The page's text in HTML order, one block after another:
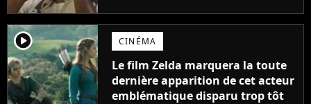
player2 CINÉMA
Le film Zelda marquera la toute
dernière apparition de cet acteur
emblématique disparu trop tôt